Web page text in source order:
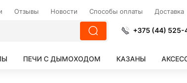
Отзывы Новости Способы оплаты Доставка
+375 (44) 525-
ПЕЧИ С ДЫМОХОДОМ КАЗАНЫ